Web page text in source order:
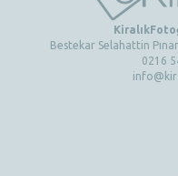
Bestekar Selahattin
0216